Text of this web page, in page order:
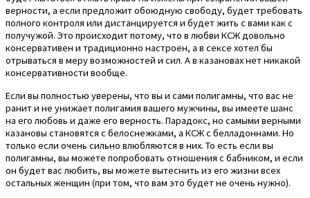
верности, а если предложит обоюдную свободу, будет требовать
полного контроля или дистанцируется и будет жить с вами как с
получужой. Это происходит потому, что в любви КСЖ довольно
консервативен и традиционно настроен, а в сексе хотел бы
отрываться в меру возможностей и сил. А в казановах нет никакой
консервативности вообще.
Если вы полностью уверены, что вы и сами полигамны, что вас не
ранит и не унижает полигамия вашего мужчины, вы имеете шанс
на его любовь и даже его верность. Парадокс, но самыми верными
казановы становятся с белоснежками, а КСЖ с белладоннами. Но
только если очень сильно влюбляются в них. То есть если вы
полигамны, вы можете попробовать отношения с бабником, и если
он будет вас любить, вы можете вытеснить из его жизни всех
остальных женщин (при том, что вам это будет не очень нужно).